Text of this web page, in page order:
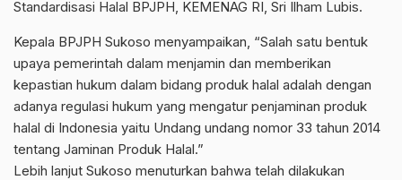
Standardisasi Halal BPJPH, KEMENAG RI, Sri Ilham Lubis.
Kepala BPJPH Sukoso menyampaikan, “Salah satu bentuk
upaya pemerintah dalam menjamin dan memberikan
kepastian hukum dalam bidang produk halal adalah dengan
adanya regulasi hukum yang mengatur penjaminan produk
halal di Indonesia yaitu Undang undang nomor 33 tahun 2014
tentang Jaminan Produk Halal.”
Lebih lanjut Sukoso menuturkan bahwa telah dilakukan